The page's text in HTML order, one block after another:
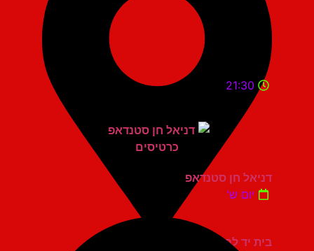
בית יד לבנים אשדוד
21:30
דניאל חן סטנדאפ
יום ש'